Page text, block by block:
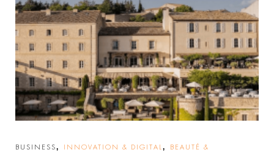
BUSINESS, INNOVATION & DIGITAL , BEAUTÉ &